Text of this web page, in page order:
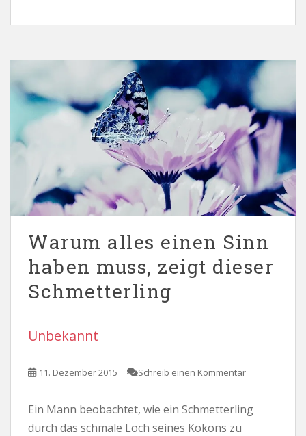
Warum alles einen Sinn
haben muss, zeigt dieser
Schmetterling
Unbekannt
11. Dezember 2015 Schreib einen Kommentar
Ein Mann beobachtet, wie ein Schmetterling
durch das schmale Loch seines Kokons zu